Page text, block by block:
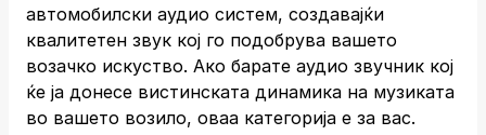
автомобилски аудио систем, создавајќи
квалитетен звук кој го подобрува вашето
возачко искуство. Ако барате аудио звучник кој
ќе ја донесе вистинската динамика на музиката
во вашето возило, оваа категорија е за вас.